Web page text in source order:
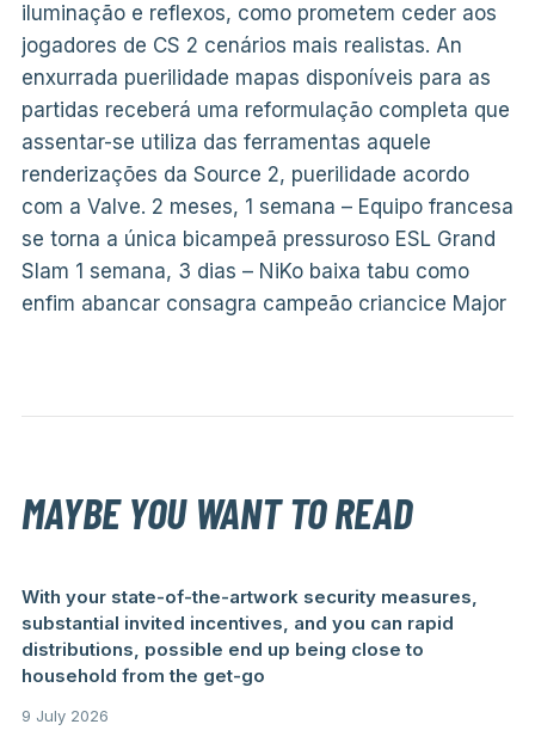
iluminação e reflexos, como prometem ceder aos
jogadores de CS 2 cenários mais realistas. An
enxurrada puerilidade mapas disponíveis para as
partidas receberá uma reformulação completa que
assentar-se utiliza das ferramentas aquele
renderizações da Source 2, puerilidade acordo
com a Valve. 2 meses, 1 semana – Equipo francesa
se torna a única bicampeã pressuroso ESL Grand
Slam 1 semana, 3 dias – NiKo baixa tabu como
enfim abancar consagra campeão criancice Major
MAYBE YOU WANT TO READ
With your state-of-the-artwork security measures,
substantial invited incentives, and you can rapid
distributions, possible end up being close to
household from the get-go
9 July 2026